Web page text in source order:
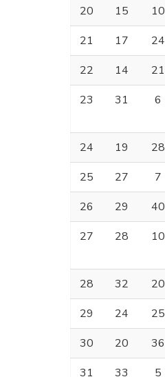
20
15 10
21
17 24
22
14 21
23
31 6
24 19 28
25
27 7
26
29 40
27
28 10
28 32 20
29
24 25
30
20 36
31
33 5